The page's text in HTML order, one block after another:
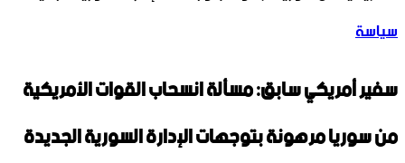
سياسة
سفير أمريكي سابق: مسألة انسحاب القوات الأمريكية
من سوريا مرهونة بتوجهات الإدارة السورية الجديدة